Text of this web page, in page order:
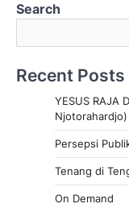
Search
Recent Posts
YESUS RAJA
Njotorahardjo)
Persepsi
Tenang di
On Demand